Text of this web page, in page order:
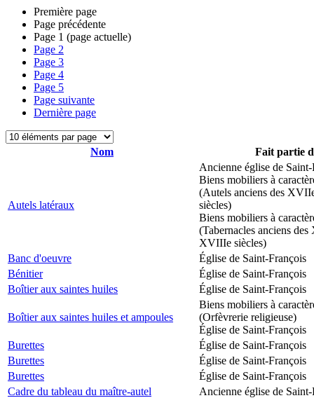
Première page
Page précédente
Page 1 (page actuelle)
Page 2
Page 3
Page 4
Page 5
Page suivante
Dernière page
Nom Fait partie
Autels latéraux
Ancienne église de Saint-
Biens mobiliers à
(Autels anciens des
siècles)
Biens mobiliers à
(Tabernacles anciens
XVIIIe siècles)
Banc d'oeuvre
Église de Saint-François
Bénitier
Église de Saint-François
Boîtier aux saintes huiles
Église de Saint-François
Boîtier aux saintes huiles et ampoules
Biens mobiliers à
(Orfèvrerie religieuse)
Église de Saint-François
Burettes
Église de Saint-François
Burettes
Église de Saint-François
Burettes
Église de Saint-François
Cadre du tableau du maître-autel
Ancienne église de Saint-